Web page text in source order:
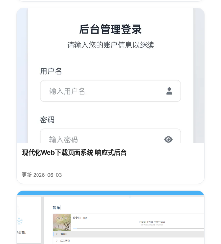
现代化Web下载页面系统 响应式后台
更新 2026-06-03